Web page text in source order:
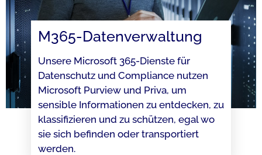
M365-Daten­verwaltung
Unsere Microsoft 365-Dienste für
Datenschutz und Compliance nutzen
Microsoft Purview und Priva, um
sensible Informationen zu entdecken, zu
klassifizieren und zu schützen, egal wo
sie sich befinden oder transportiert
werden.